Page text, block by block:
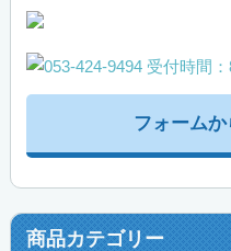
フォーム
商品カテゴリー